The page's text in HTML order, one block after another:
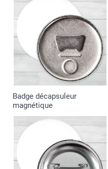
Badge décapsuleur
magnétique